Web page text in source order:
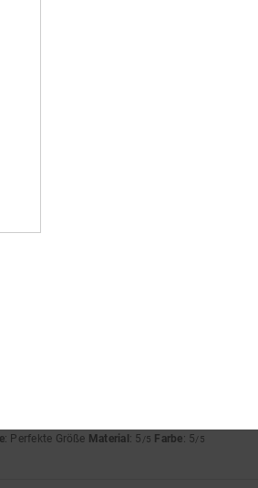
Kunden empfehlen dieses Produkt
: Perfekte Größe Material: 5 /5 Farbe: 5/5